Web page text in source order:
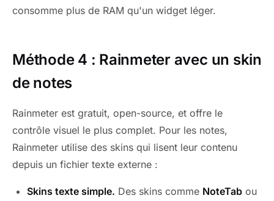
consomme plus de RAM qu'un widget léger.
Méthode 4 : Rainmeter avec un skin
de notes
Rainmeter est gratuit, open-source, et offre le
contrôle visuel le plus complet. Pour les notes,
Rainmeter utilise des skins qui lisent leur contenu
depuis un fichier texte externe :
Skins texte simple. Des skins comme NoteTab ou